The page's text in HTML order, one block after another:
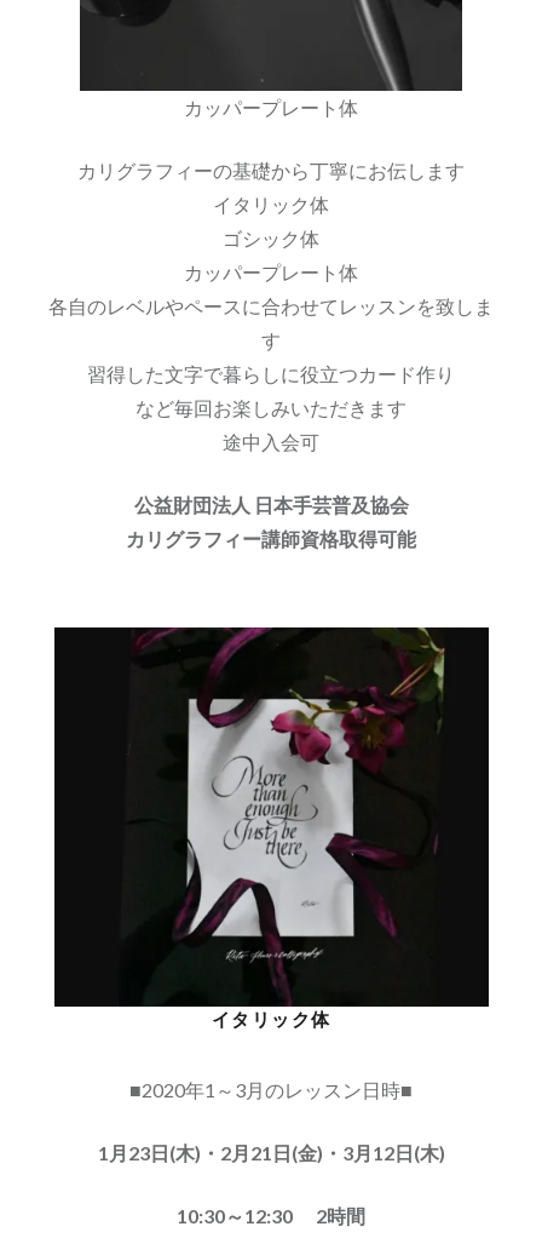
カッパープレート体
カリグラフィーの基礎から丁寧にお伝します
イタリック体
ゴシック体
カッパープレート体
各自のレベルやペースに合わせてレッスンを致しま
す
習得した文字で暮らしに役立つカード作り
など毎回お楽しみいただきます
途中入会可
公益財団法人 日本手芸普及協会
カリグラフィー講師資格取得可能
イタリック体
■2020年1～3月のレッスン日時■
1月23日(木)・2月21日(金)・3月12日(木)
10:30～12:30 2時間